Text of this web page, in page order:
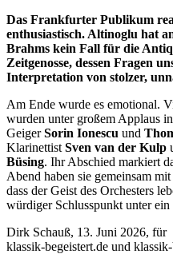
Das Frankfurter Publikum
enthusiastisch. Altinoglu hat
Brahms kein Fall für die
Zeitgenosse, dessen Fragen
Interpretation von stolzer,
Am Ende wurde es emotional.
wurden unter großem Applaus
GeigerSorin Ionescu und
Klarinettist Sven van der Kulp
Büsing. Ihr Abschied markiert
Abend haben sie gemeinsam
dass der Geist des Orchesters
würdiger Schlusspunkt unter ein
Dirk Schauß, 13. Juni 2026, für
klassik-begeistert.de und